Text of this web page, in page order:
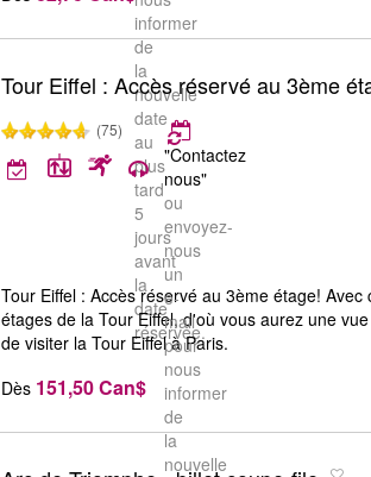
informer
de
la
nouvelle
date
au
plus
tard
5
jours
avant
la
date
réservée.
Tour Eiffel : Accès réservé au 3ème
(75)
"Contactez
nous"
ou
envoyez-
nous
un
e-
mail
pour
nous
informer
de
la
nouvelle
Tour Eiffel : Accès réservé au 3ème étage!
étages de la Tour Eiffel, d'où vous aurez une
de visiter la Tour Eiffel à Paris.
Dès 151,50 Can$